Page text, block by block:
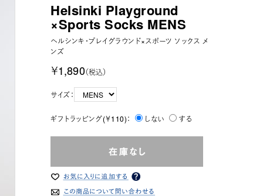
Helsinki Playground
×Sports Socks MENS
ヘルシンキ・プレイグラウンド×スポーツ ソックス メ
ンズ
￥1,890（税込）
サイズ：
ギフトラッピング(￥110)： しない する